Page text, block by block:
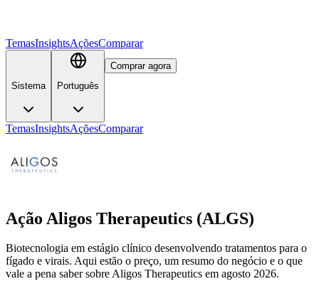
TemasInsightsAçõesComparar
Sistema Português
Comprar agora
TemasInsightsAçõesComparar
Ação Aligos Therapeutics (ALGS)
Biotecnologia em estágio clínico desenvolvendo tratamentos para o
fígado e virais. Aqui estão o preço, um resumo do negócio e o que
vale a pena saber sobre Aligos Therapeutics em agosto 2026.